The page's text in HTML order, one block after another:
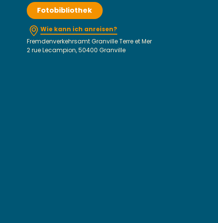
Fotobibliothek
Wie kann ich anreisen?
Fremdenverkehrsamt Granville Terre et Mer
2 rue Lecampion, 50400 Granville